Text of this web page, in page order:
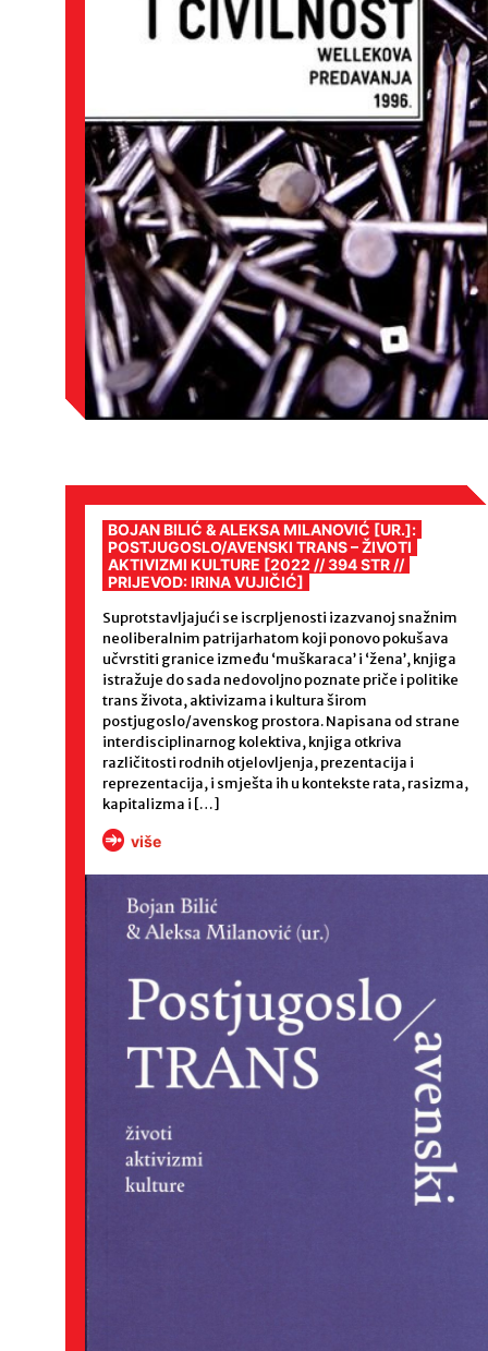
BOJAN BILIĆ & ALEKSA MILANOVIĆ [UR.]:
POSTJUGOSLO/AVENSKI TRANS – ŽIVOTI
AKTIVIZMI KULTURE [2022 // 394 STR //
PRIJEVOD: IRINA VUJIČIĆ]
Suprotstavljajući se iscrpljenosti izazvanoj snažnim
neoliberalnim patrijarhatom koji ponovo pokušava
učvrstiti granice između ‘muškaraca’ i ‘žena’, knjiga
istražuje do sada nedovoljno poznate priče i politike
trans života, aktivizama i kultura širom
postjugoslo/avenskog prostora. Napisana od strane
interdisciplinarnog kolektiva, knjiga otkriva
različitosti rodnih otjelovljenja, prezentacija i
reprezentacija, i smješta ih u kontekste rata, rasizma,
kapitalizma i […]
više